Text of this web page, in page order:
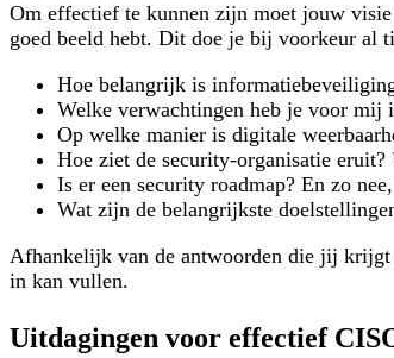
Om effectief te kunnen zijn moet jouw visie
goed beeld hebt. Dit doe je bij voorkeur al
Hoe belangrijk is
Welke verwachtingen heb je voor mij
Op welke manier is digitale
Hoe ziet de security-organisatie
Is er een security roadmap? En zo
Wat zijn de belangrijkste
Afhankelijk van de antwoorden die jij krijgt
in kan vullen.
Uitdagingen voor effectief